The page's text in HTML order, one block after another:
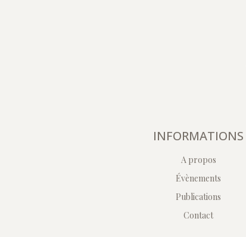
INFORMATIONS
A propos
Évènements
Publications
Contact